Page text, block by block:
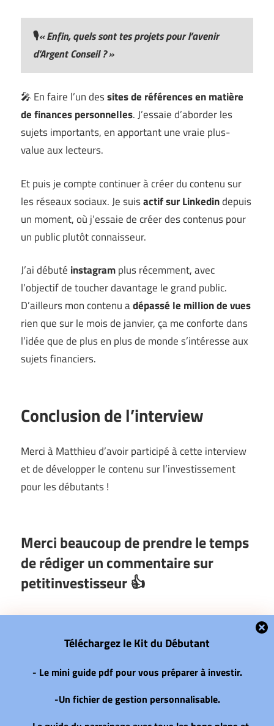
🎙️«Enfin, quels sont tes projets pour l’avenir
d’Argent Conseil ?»
🎤 En faire l’un dessites de références en matière
de finances personnelles. J’essaie d’aborder les
sujets importants, en apportant une vraie plus-
value aux lecteurs.
Et puis je compte continuer à créer du contenu sur
les réseaux sociaux. Je suisactif sur Linkedindepuis
un moment, où j’essaie de créer des contenus pour
un public plutôt connaisseur.
J’ai débuté instagramplus récemment, avec
l’objectif de toucher davantage le grand public.
D’ailleurs mon contenu adépassé le million de vues
rien que sur le mois de janvier, ça me conforte dans
l’idée que de plus en plus de monde s’intéresse aux
sujets financiers.
Conclusion de l’interview
Merci à Matthieu d’avoir participé à cette interview
et de développer le contenu sur l’investissement
pour les débutants !
Téléchargez le Kit du Débutant
- Le mini guide pdf pour vous préparer à investir.
-Un fichier de gestion personnalisable.
Merci beaucoup de prendre le temps
de rédiger un commentaire sur
petitinvestisseur 👍